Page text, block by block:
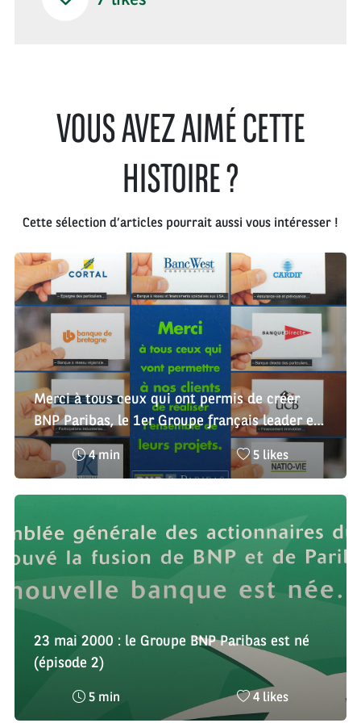
VOUS AVEZ AIMÉ CETTE
HISTOIRE ?
Cette sélection d’articles pourrait aussi vous intéresser !
Merci à tous ceux qui ont permis de créer
BNP Paribas, le 1er Groupe français leader en
Europe
Temps
de
lecture
4 min
Nombre
de
likes
5 likes
23 mai 2000 : le Groupe BNP Paribas est né
(épisode 2)
Temps
5 min
Nombre
de
4 likes